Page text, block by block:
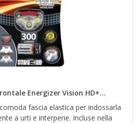
Energizer Vision HD+...
fascia elastica per indossarla
a urti e interperie. Incluse nella